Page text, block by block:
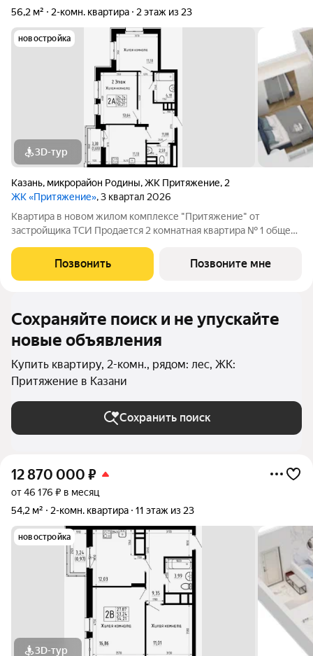
56,2 м²
2-комн. квартира 2 этаж из 23
новостройка
3D-тур
Казань, микрорайон Родины,ЖК Притяжение, 2
ЖК «Притяжение», 3 квартал 2026
Квартира в новом жилом комплексе "Притяжение" от
застройщика ТСИ Продается 2 комнатная квартира № 1 общей
О КОМПЛЕКСЕ ЖК «Притяжение» это комфорт и эстетика в
каждом метре. Четыре дома
Позвонить Позвоните мне
Сохраняйте поиск и не упускайте
новые объявления
Купить квартиру, 2-комн., рядом: лес, ЖК:
Притяжение в Казани
Сохранить поиск
12 870 000 ₽
от 46 176 ₽ в месяц
54,2 м²
2-комн. квартира 11 этаж из 23
новостройка
3D-тур